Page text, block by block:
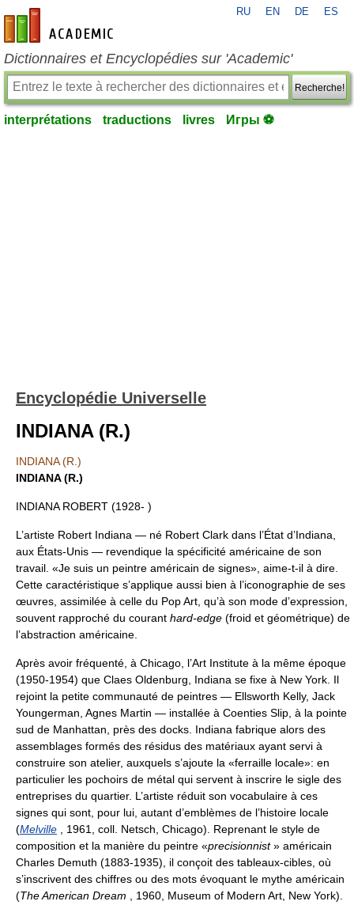
fr-academic.com
RU EN DE ES
Dictionnaires et Encyclopédies sur 'Academic'
Recherche!
interprétations traductions livres Игры ⚽
Encyclopédie Universelle
INDIANA (R.)
INDIANA (R.)
INDIANA (R.)
INDIANA ROBERT (1928- )
L’artiste Robert Indiana — né Robert Clark dans l’État d’Indiana,
aux États-Unis — revendique la spécificité américaine de son
travail. «Je suis un peintre américain de signes», aime-t-il à dire.
Cette caractéristique s’applique aussi bien à l’iconographie de ses
œuvres, assimilée à celle du Pop Art, qu’à son mode d’expression,
souvent rapproché du courant hard-edge (froid et géométrique) de
l’abstraction américaine.
Après avoir fréquenté, à Chicago, l’Art Institute à la même époque
(1950-1954) que Claes Oldenburg, Indiana se fixe à New York. Il
rejoint la petite communauté de peintres — Ellsworth Kelly, Jack
Youngerman, Agnes Martin — installée à Coenties Slip, à la pointe
sud de Manhattan, près des docks. Indiana fabrique alors des
assemblages formés des résidus des matériaux ayant servi à
construire son atelier, auxquels s’ajoute la «ferraille locale»: en
particulier les pochoirs de métal qui servent à inscrire le sigle des
entreprises du quartier. L’artiste réduit son vocabulaire à ces
signes qui sont, pour lui, autant d’emblèmes de l’histoire locale
(Melville , 1961, coll. Netsch, Chicago). Reprenant le style de
composition et la manière du peintre «precisionnist» américain
Charles Demuth (1883-1935), il conçoit des tableaux-cibles, où
s’inscrivent des chiffres ou des mots évoquant le mythe américain
(The American Dream , 1960, Museum of Modern Art, New York).